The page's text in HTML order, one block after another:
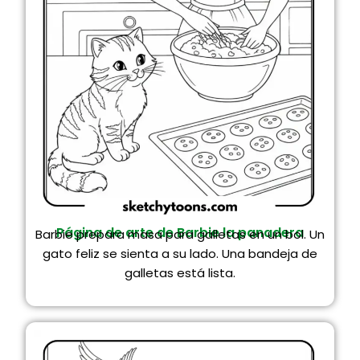
Página de arte de Barbie la panadera
Barbie prepara masa para galletas en un bol. Un
gato feliz se sienta a su lado. Una bandeja de
galletas está lista.